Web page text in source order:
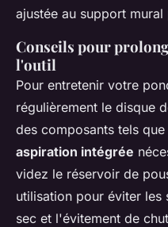
ajustée au support
Conseils pour
l'outil
Pour entretenir votre
régulièrement le disque
des composants tels
aspiration intégrée
videz le réservoir de
utilisation pour éviter les
sec et l'évitement de